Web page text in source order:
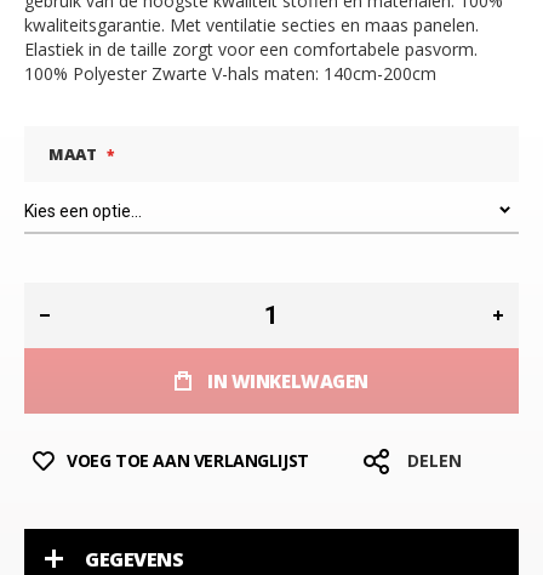
kwaliteitsgarantie. Met ventilatie secties en maas panelen.
Elastiek in de taille zorgt voor een comfortabele pasvorm.
100% Polyester Zwarte V-hals maten: 140cm-200cm
MAAT
IN WINKELWAGEN
VOEG TOE AAN VERLANGLIJST DELEN
GEGEVENS